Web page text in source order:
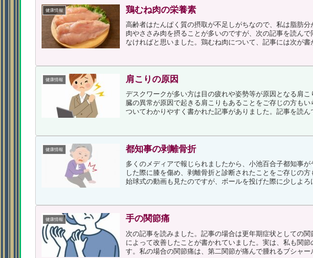
健康情報 鶏むね肉の栄養素
高齢者はたんぱく質の摂取が不足しがちなので、私は脂肪
肉やささみ肉を摂ることが多いのですが、次の記事を読ん
なければと思いました。鶏むね肉について、記事には次が書
健康情報 肩こりの原因
デスクワークが多い方は目の疲れや姿勢等が原因となる肩
臓の異常が原因で起きる肩こりもあることをご存じの方も
ついてわかりやすく書かれた記事がありました。記事を読
健康情報 都知事の剥離骨折
多くのメディアで報じられましたから、小池百合子都知事
した際に膝を傷め、剥離骨折と診断されたことをご存じの
始球式の動画も見たのですが、ボールを投げた際に少しよろ
健康情報 手の関節痛
次の記事を読みました。記事の場合は更年期症状としての
によって改善したことが書かれていました。実は、私も関
す。私の場合の関節痛は、第二関節が痛んで腫れるブシャー